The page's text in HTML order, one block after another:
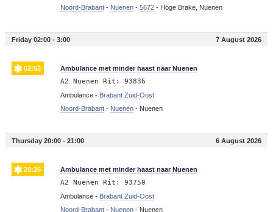
Noord-Brabant- Nuenen- 5672- Hoge Brake, Nuenen
Friday 02:00 - 3:00 7 August 2026
02:52 Ambulance met minder haast naar Nuenen
A2 Nuenen Rit: 93836
Ambulance - Brabant Zuid-Oost
Noord-Brabant- Nuenen- Nuenen
Thursday 20:00 - 21:00 6 August 2026
20:26 Ambulance met minder haast naar Nuenen
A2 Nuenen Rit: 93750
Ambulance - Brabant Zuid-Oost
Noord-Brabant- Nuenen- Nuenen